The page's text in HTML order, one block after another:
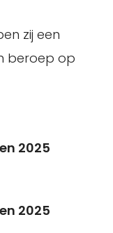
zij een
beroep op
2025
2025